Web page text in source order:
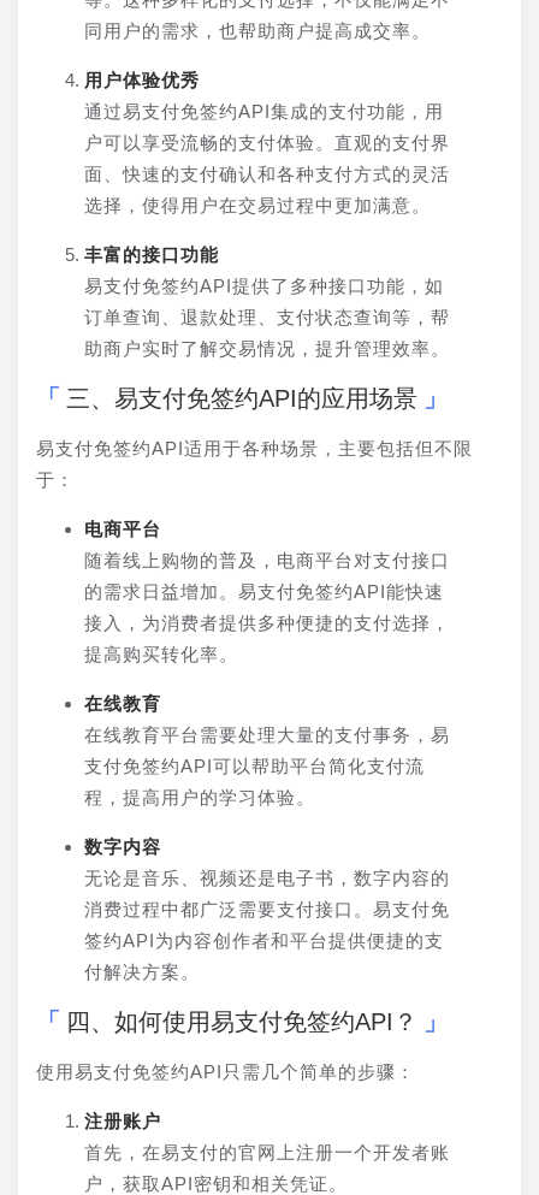
同用户的需求，也帮助商户提高成交率。
用户体验优秀
通过易支付免签约API集成的支付功能，用
户可以享受流畅的支付体验。直观的支付界
面、快速的支付确认和各种支付方式的灵活
选择，使得用户在交易过程中更加满意。
丰富的接口功能
易支付免签约API提供了多种接口功能，如
订单查询、退款处理、支付状态查询等，帮
助商户实时了解交易情况，提升管理效率。
三、易支付免签约API的应用场景
易支付免签约API适用于各种场景，主要包括但不限
于：
电商平台
随着线上购物的普及，电商平台对支付接口
的需求日益增加。易支付免签约API能快速
接入，为消费者提供多种便捷的支付选择，
提高购买转化率。
在线教育
在线教育平台需要处理大量的支付事务，易
支付免签约API可以帮助平台简化支付流
程，提高用户的学习体验。
数字内容
无论是音乐、视频还是电子书，数字内容的
消费过程中都广泛需要支付接口。易支付免
签约API为内容创作者和平台提供便捷的支
付解决方案。
四、如何使用易支付免签约API？
使用易支付免签约API只需几个简单的步骤：
注册账户
首先，在易支付的官网上注册一个开发者账
户，获取API密钥和相关凭证。